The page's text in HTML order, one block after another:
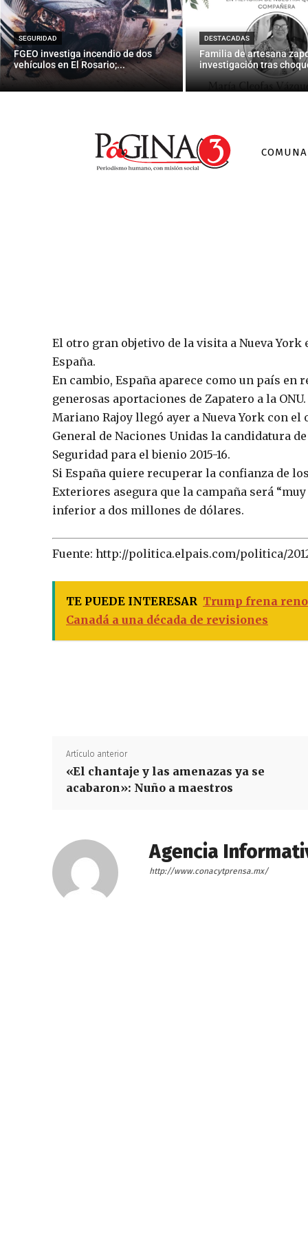
SEGURIDAD
FGEO investiga incendio de dos
vehículos en El Rosario;...
DESTACADAS
Familia de artesana
investigación tras
El otro gran objetivo de la visita a Nueva
España.
En cambio, España aparece como un país
generosas aportaciones de Zapatero a la ONU.
Mariano Rajoy llegó ayer a Nueva York con
General de Naciones Unidas la candidatura
Seguridad para el bienio 2015-16.
Si España quiere recuperar la confianza de
Exteriores asegura que la campaña será
inferior a dos millones de dólares.
Fuente: http://politica.elpais.com/politica/
TE PUEDE INTERESAR Trump frena
Canadá a una década de revisiones
Artículo anterior
«El chantaje y las amenazas ya se
acabaron»: Nuño a maestros
Agencia
http://www.conacytprensa.mx/